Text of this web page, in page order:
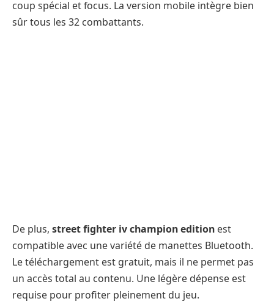
coup spécial et focus. La version mobile intègre bien
sûr tous les 32 combattants.
De plus, street fighter iv champion edition est
compatible avec une variété de manettes Bluetooth.
Le téléchargement est gratuit, mais il ne permet pas
un accès total au contenu. Une légère dépense est
requise pour profiter pleinement du jeu.